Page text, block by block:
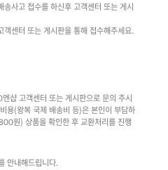
사고 접수를 하신후 고객센터 또는 게시
센터 또는 게시판을 통해 접수해주세요.
샵 고객센터 또는 게시판으로 문의 주시
용(왕복 국제 배송비 등)은 본인이 부담하
원) 상품을 확인한 후 교환처리를 진행
안내해드립니다.